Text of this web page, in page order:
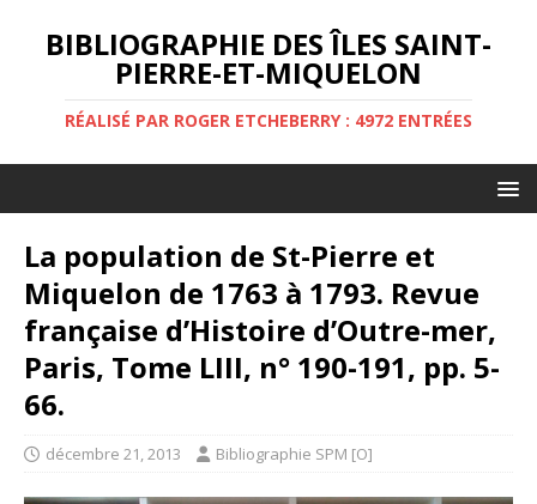
BIBLIOGRAPHIE DES ÎLES SAINT-
PIERRE-ET-MIQUELON
RÉALISÉ PAR ROGER ETCHEBERRY : 4972 ENTRÉES
La population de St-Pierre et
Miquelon de 1763 à 1793. Revue
française d’Histoire d’Outre-mer,
Paris, Tome LIII, n° 190-191, pp. 5-
66.
décembre 21, 2013 Bibliographie SPM [O]